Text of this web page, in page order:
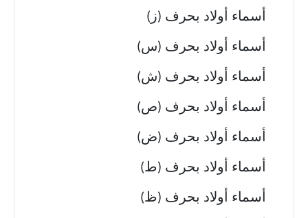
أسماء أولاد بحرف (ز)
أسماء أولاد بحرف (س)
أسماء أولاد بحرف (ش)
أسماء أولاد بحرف (ص)
أسماء أولاد بحرف (ض)
أسماء أولاد بحرف (ط)
أسماء أولاد بحرف (ظ)